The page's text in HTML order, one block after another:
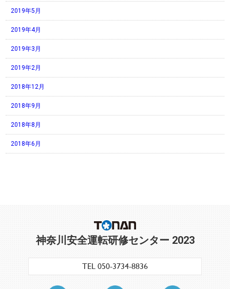
2019年5月
2019年4月
2019年3月
2019年2月
2018年12月
2018年9月
2018年8月
2018年6月
神奈川安全運転研修センター 2023
TEL 050-3734-8836